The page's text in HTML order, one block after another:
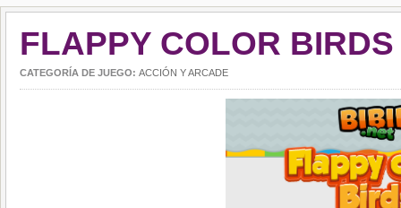
FLAPPY COLOR BIRDS
CATEGORÍA DE JUEGO: ACCIÓN Y ARCADE